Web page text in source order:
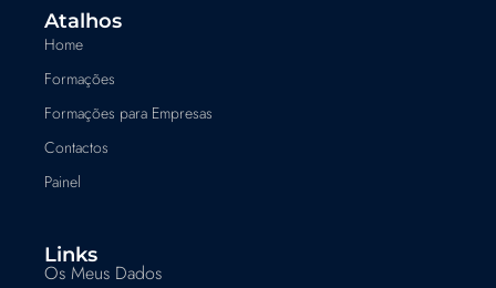
Atalhos
Home
Formações
Formações para Empresas
Contactos
Painel
Links
Os Meus Dados